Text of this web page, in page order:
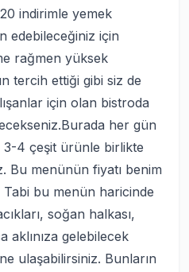
indirimle yemek
edebileceğiniz için
rağmen yüksek
tercih ettiği gibi siz de
için olan bistroda
her gün
3-4 çeşit ürünle birlikte
Bu menünün fiyatı benim
bu menün haricinde
soğan halkası,
aklınıza gelebilecek
ulaşabilirsiniz. Bunların